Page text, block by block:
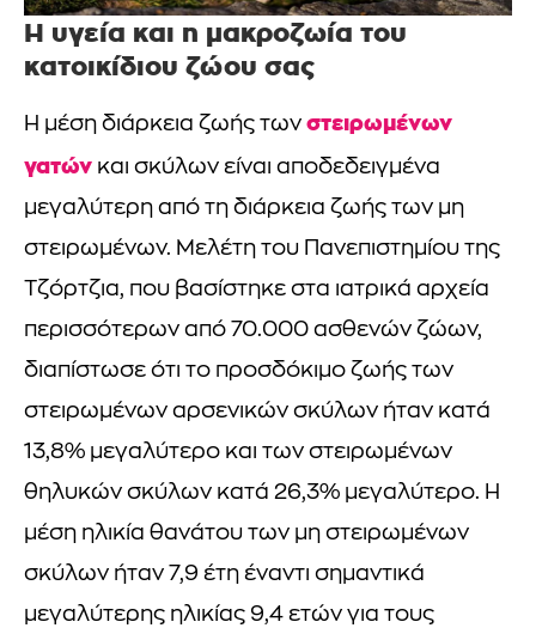
Η υγεία και η μακροζωία του
κατοικίδιου ζώου σας
Η μέση διάρκεια ζωής των στειρωμένων
γατών και σκύλων είναι αποδεδειγμένα
μεγαλύτερη από τη διάρκεια ζωής των μη
στειρωμένων. Μελέτη του Πανεπιστημίου της
Τζόρτζια, που βασίστηκε στα ιατρικά αρχεία
περισσότερων από 70.000 ασθενών ζώων,
διαπίστωσε ότι το προσδόκιμο ζωής των
στειρωμένων αρσενικών σκύλων ήταν κατά
13,8% μεγαλύτερο και των στειρωμένων
θηλυκών σκύλων κατά 26,3% μεγαλύτερο. Η
μέση ηλικία θανάτου των μη στειρωμένων
σκύλων ήταν 7,9 έτη έναντι σημαντικά
μεγαλύτερης ηλικίας 9,4 ετών για τους